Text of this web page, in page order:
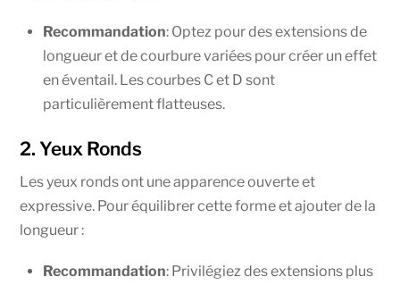
Recommandation: Optez pour des extensions de
longueur et de courbure variées pour créer un effet
en éventail. Les courbes C et D sont
particulièrement flatteuses.
2. Yeux Ronds
Les yeux ronds ont une apparence ouverte et
expressive. Pour équilibrer cette forme et ajouter de la
longueur :
Recommandation: Privilégiez des extensions plus